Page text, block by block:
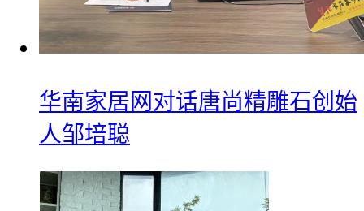
华南家居网对话唐尚精雕石创始
人邹培聪